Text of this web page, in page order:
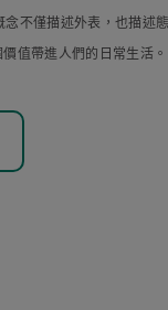
不僅描述外表，也描述
值帶進人們的日常生活。